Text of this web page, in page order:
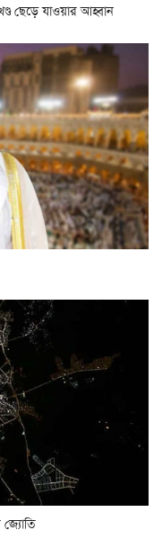
ছেড়ে যাওয়ার আহ্বান
জ্যোতি